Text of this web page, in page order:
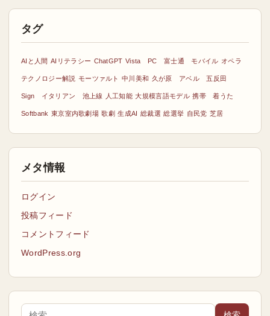
タグ
AIと人間 AIリテラシー ChatGPT Vista PC 富士通 モバイル オペラ
テクノロジー解説 モーツァルト 中川美和 久が原 アベル 五反田
Sign イタリアン 池上線 人工知能 大規模言語モデル 携帯 着うた
Softbank 東京室内歌劇場 歌劇 生成AI 総裁選 総選挙 自民党 芝居
メタ情報
ログイン
投稿フィード
コメントフィード
WordPress.org